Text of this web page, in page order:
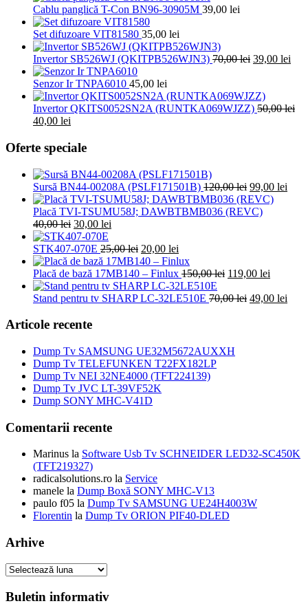
Cablu panglică T-Con BN96-30905M 39,00 lei
Set difuzoare VIT81580 35,00 lei
Invertor SB526WJ (QKITPB526WJN3) 70,00lei Prețul
fost:
70,00 lei.
39,00 lei
Senzor Ir TNPA6010 45,00 lei
Invertor QKITS0052SN2A (RUNTKA069WJZZ) 50,00lei
Prețul
a
fost:
50,00 lei.
40,00 lei
este:
Oferte speciale
Sursă BN44-00208A (PSLF171501B) 120,00lei Prețul
inițial
a
99,00 lei
Placă TVI-TSUMU58J; DAWBTBMB036 (REVC)
40,00lei Prețul
inițial
a
fost:
40,00 lei.
30,00 lei
este:
30,00 lei.
STK407-070E 25,00lei Prețul
inițial
a
fost:
25,00 lei.
20,00 lei
curent
este:
20,00 lei.
Placă de bază 17MB140 – Finlux 150,00lei Prețul
a
119,00 lei
este:
Stand pentru tv SHARP LC-32LE510E 70,00lei Prețul
49,00 lei
Articole recente
Dump Tv SAMSUNG UE32M5672AUXXH
Dump Tv TELEFUNKEN T22FX182LP
Dump Tv NEI 32NE4000 (TFT224139)
Dump Tv JVC LT-39VF52K
Dump SONY MHC-V41D
Comentarii recente
Marinus la Software Usb Tv SCHNEIDER LED32-SC450K
(TFT219327)
radicalsolutions.ro la Service
manele la Dump Boxă SONY MHC-V13
paulo f05 la Dump Tv SAMSUNG UE24H4003W
Florentin la Dump Tv ORION PIF40-DLED
Arhive
Arhive
Buletin informativ